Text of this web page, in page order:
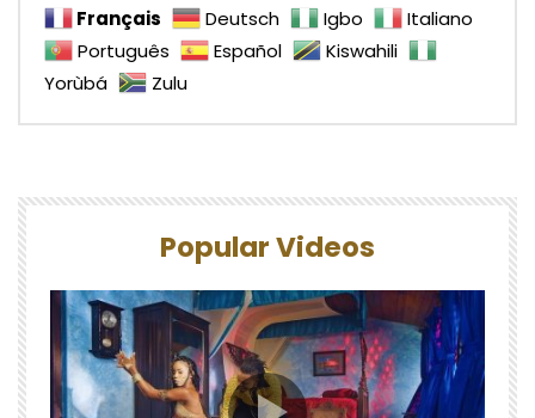
Français Deutsch Igbo
Italiano
Português
Español
Kiswahili
Yorùbá
Zulu
Popular Videos